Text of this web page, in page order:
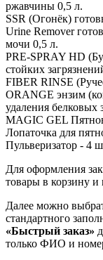
ржавчины 0,5 л.
SSR (Огонёк)
Urine Remover
мочи 0,5 л.
PRE-SPRAY HD
стойких
FIBER RINSE
ORANGE энзим
удаления белковых
MAGIC GEL
Лопаточка для
Пульверизатор - 4
Для оформления
товары в корзину и
Далее можно
стандартного
«Быстрый заказ»
только ФИО и